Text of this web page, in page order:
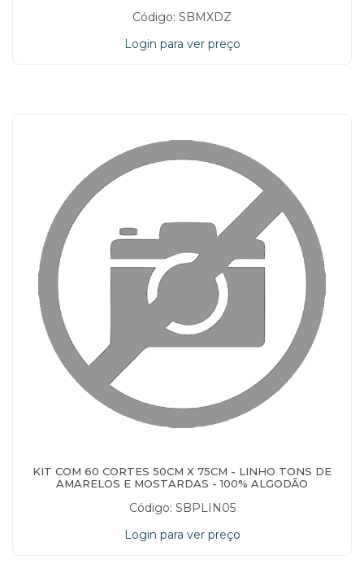
Código: SBMXDZ
Login para ver preço
KIT COM 60 CORTES 50CM X 75CM - LINHO TONS DE
AMARELOS E MOSTARDAS - 100% ALGODÃO
Código: SBPLIN05
Login para ver preço